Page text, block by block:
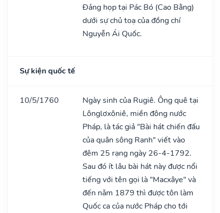
Đảng họp tại Pác Bó (Cao Bằng)
dưới sự chủ toạ của đồng chí
Nguyễn Ái Quốc.
Sự kiện quốc tế
10/5/1760
Ngày sinh của Rugiê. Ông quê tại
Lônglơxôniê, miền đông nước
Pháp, là tác giả "Bài hát chiến đấu
của quân sông Ranh" viết vào
đêm 25 rạng ngày 26-4-1792.
Sau đó ít lâu bài hát này được nổi
tiếng với tên gọi là "Macxâye" và
đến nǎm 1879 thì được tôn làm
Quốc ca của nước Pháp cho tới